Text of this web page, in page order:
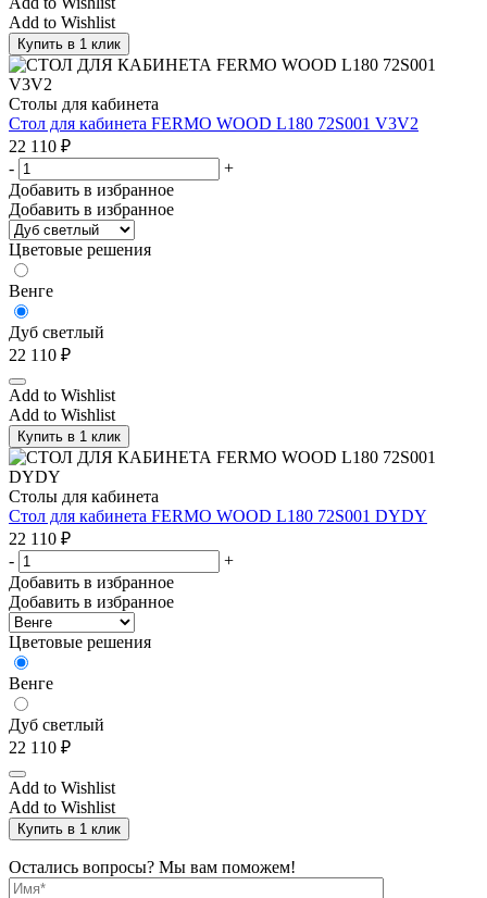
Add to Wishlist
Купить в 1 клик
Столы для кабинета
Стол для кабинета FERMO WOOD L180 72S001 V3V2
22 110 ₽
-
+
Добавить в избранное
Добавить в избранное
Цветовые решения
Венге
Дуб светлый
22 110 ₽
Add to Wishlist
Add to Wishlist
Купить в 1 клик
Столы для кабинета
Стол для кабинета FERMO WOOD L180 72S001 DYDY
22 110 ₽
-
+
Добавить в избранное
Добавить в избранное
Цветовые решения
Венге
Дуб светлый
22 110 ₽
Add to Wishlist
Add to Wishlist
Купить в 1 клик
Остались вопросы? Мы вам поможем!